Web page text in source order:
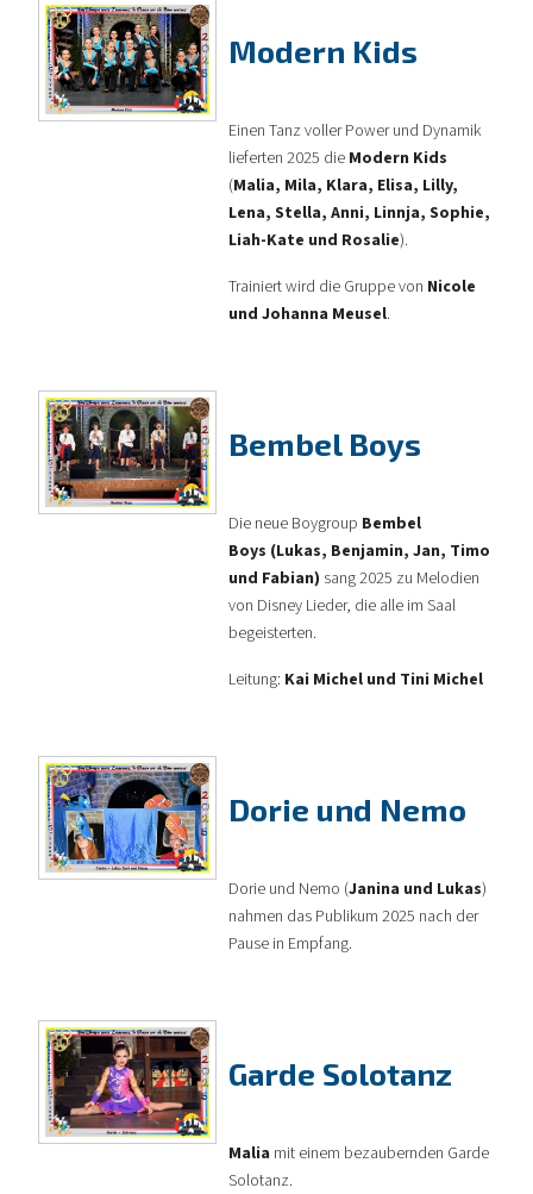
Modern Kids
Einen Tanz voller Power und Dynamik
lieferten 2025 die Modern Kids
(Malia, Mila, Klara, Elisa, Lilly,
Lena, Stella, Anni, Linnja, Sophie,
Liah-Kate und Rosalie).
Trainiert wird die Gruppe von Nicole
und Johanna Meusel.
Bembel Boys
Die neue Boygroup Bembel
Boys (Lukas, Benjamin, Jan, Timo
und Fabian) sang 2025 zu Melodien
von Disney Lieder, die alle im Saal
begeisterten.
Leitung: Kai Michel und Tini Michel
Dorie und Nemo
Dorie und Nemo (Janina und Lukas)
nahmen das Publikum 2025 nach der
Pause in Empfang.
Garde Solotanz
Malia mit einem bezaubernden Garde
Solotanz.